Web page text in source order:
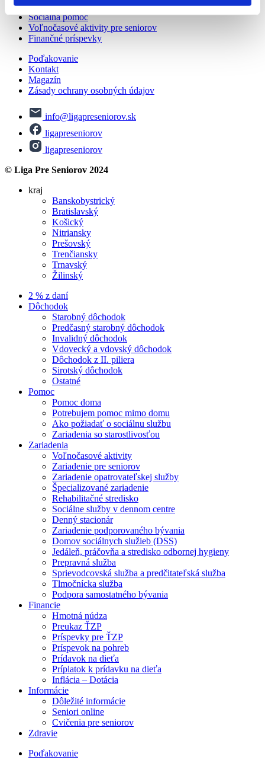
Všetko o dôchodku
Sociálna pomoc
Voľnočasové aktivity pre seniorov
Finančné príspevky
Poďakovanie
Kontakt
Magazín
Zásady ochrany osobných údajov
info@ligapreseniorov.sk
ligapreseniorov
ligapreseniorov
© Liga Pre Seniorov 2024
kraj
Banskobystrický
Bratislavský
Košický
Nitriansky
Prešovský
Trenčiansky
Trnavský
Žilinský
2 % z daní
Dôchodok
Starobný dôchodok
Predčasný starobný dôchodok
Invalidný dôchodok
Vdovecký a vdovský dôchodok
Dôchodok z II. piliera
Sirotský dôchodok
Ostatné
Pomoc
Pomoc doma
Potrebujem pomoc mimo domu
Ako požiadať o sociálnu službu
Zariadenia so starostlivosťou
Zariadenia
Voľnočasové aktivity
Zariadenie pre seniorov
Zariadenie opatrovateľskej služby
Špecializované zariadenie
Rehabilitačné stredisko
Sociálne služby v dennom centre
Denný stacionár
Zariadenie podporovaného bývania
Domov sociálnych služieb (DSS)
Jedáleň, práčovňa a stredisko odbornej hygieny
Prepravná služba
Sprievodcovská služba a predčitateľská služba
Tlmočnícka služba
Podpora samostatného bývania
Financie
Hmotná núdza
Preukaz ŤZP
Príspevky pre ŤZP
Príspevok na pohreb
Prídavok na dieťa
Príplatok k prídavku na dieťa
Inflácia – Dotácia
Informácie
Dôležité informácie
Seniori online
Cvičenia pre seniorov
Zdravie
Poďakovanie